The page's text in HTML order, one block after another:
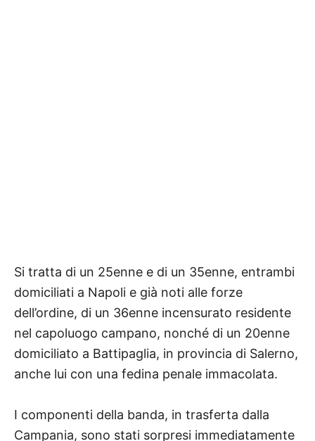
Si tratta di un 25enne e di un 35enne, entrambi
domiciliati a Napoli e già noti alle forze
dell’ordine, di un 36enne incensurato residente
nel capoluogo campano, nonché di un 20enne
domiciliato a Battipaglia, in provincia di Salerno,
anche lui con una fedina penale immacolata.
I componenti della banda, in trasferta dalla
Campania, sono stati sorpresi immediatamente